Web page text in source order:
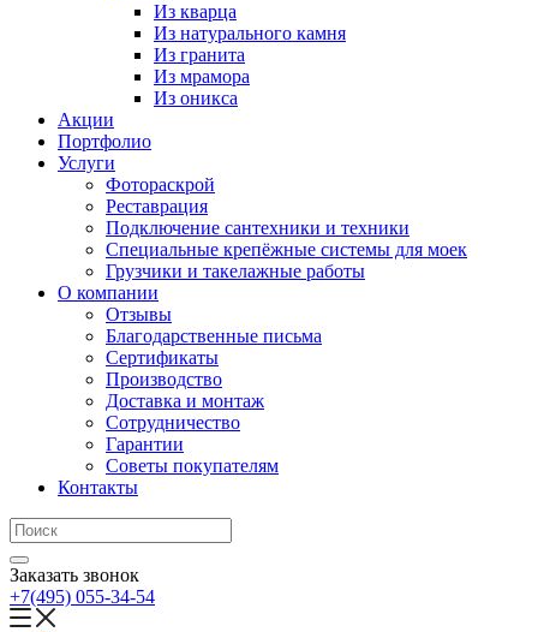
Из кварца
Из натурального камня
Из гранита
Из мрамора
Из оникса
Акции
Портфолио
Услуги
Фотораскрой
Реставрация
Подключение сантехники и техники
Специальные крепёжные системы для моек
Грузчики и такелажные работы
О компании
Отзывы
Благодарственные письма
Сертификаты
Производство
Доставка и монтаж
Сотрудничество
Гарантии
Советы покупателям
Контакты
Заказать звонок
+7(495) 055-34-54